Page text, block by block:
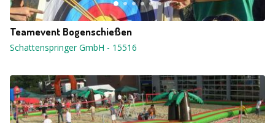
Teamevent Bogenschießen
Schattenspringer GmbH - 15516